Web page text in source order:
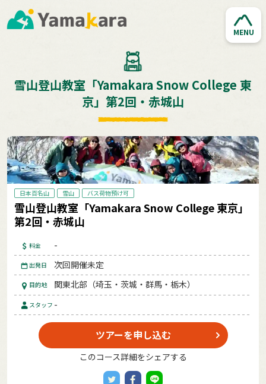
MENU
雪山登山教室「Yamakara Snow College 東
京」第2回・赤城山
日本百名山 雪山 バス荷物預け可
雪山登山教室「Yamakara Snow College 東京」
第2回・赤城山
料金 -
出発日 次回開催未定
目的地 関東北部（埼玉・茨城・群馬・栃木）
スタッフ -
ツアーを申し込む
このコース詳細をシェアする